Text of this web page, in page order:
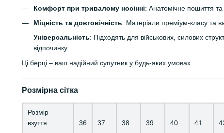
Комфорт при тривалому носінні: Анатомічне пошиття та
Міцність та довговічність: Матеріали преміум-класу та
Універсальність: Підходять для військових, силових
відпочинку.
Ці берці – ваш надійний супутник у будь-яких умовах.
Розмірна сітка
Розмір
взуття
36 37 38 39 40 41